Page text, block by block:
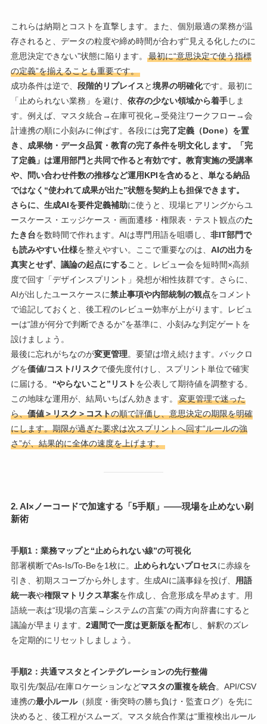
これらは納期とコストを直撃します。また、個別最適の業務が温
存されると、データの粒度や締め時間が合わず“見える化したのに
意思決定できない”状態に陥ります。
最初に“意思決定で使う指標
の定義”を揃えることも重要です。
成功条件は逆で、 段階的リプレイスと境界の明確化です。最初に
「止められない業務」を避け、 依存の少ない領域から着手しま
す。例えば、マスタ統合→在庫可視化→受発注ワークフロー→会
計連携の順に小刻みに伸ばす。各段には完了定義（Done）を置
き、成果物・データ品質・教育の完了条件を明文化します。「完
了定義」は運用部門と共同で作ると有効です。教育実施の受講率
や、問い合わせ件数の推移など運用KPIを含めると、単なる納品
ではなく“使われて成果が出た”状態を契約上も担保できます。
さらに、生成AIを要件定義補助に使うと、現場ヒアリングからユ
ースケース・エッジケース・画面遷移・権限表・テスト観点のた
たき台を数時間で作れます。AIは専門用語を咀嚼し、 非IT部門で
も読みやすい仕様を整えやすい。ここで重要なのは、 AIの出力を
真実とせず、議論の起点にすること。レビュー会を短時間×高頻
度で回す「デザインスプリント」発想が相性抜群です。さらに、
AIが出したユースケースに禁止事項や内部統制の観点をコメント
で追記しておくと、後工程のレビュー効率が上がります。レビュ
ーは“誰が何分で判断できるか”を基準に、小刻みな判定ゲートを
設けましょう。
最後に忘れがちなのが変更管理。要望は増え続けます。バックロ
グを価値/コスト/リスクで優先度付けし、スプリント単位で確実
に届ける。 “やらないこと”リストを公表して期待値を調整する。
この地味な運用が、結局いちばん効きます。
変更管理で迷った
ら、価値＞リスク＞コストの順で評価し、意思決定の期限を明確
にします。期限が過ぎた要求は次スプリントへ回す“ルールの強
さ”が、結果的に全体の速度を上げます。
2. AI×ノーコードで加速する「5手順」――現場を止めない刷
新術
手順1：業務マップと“止められない線”の可視化
部署横断でAs-Is/To-Beを1枚に。
止められないプロセスに赤線を
引き、初期スコープから外します。生成AIに議事録を投げ、 用語
統一表や権限マトリクス草案を作成し、合意形成を早めます。用
語統一表は“現場の言葉→システムの言葉”の両方向辞書にすると
議論が早まります。 2週間で一度は更新版を配布し、解釈のズレ
を定期的にリセットしましょう。
手順2：共通マスタとインテグレーションの先行整備
取引先/製品/在庫ロケーションなどマスタの重複を統合。API/CSV
連携の最小ルール（頻度・衝突時の勝ち負け・監査ログ）を先に
決めると、後工程がスムーズ。マスタ統合作業は“重複検出ルール